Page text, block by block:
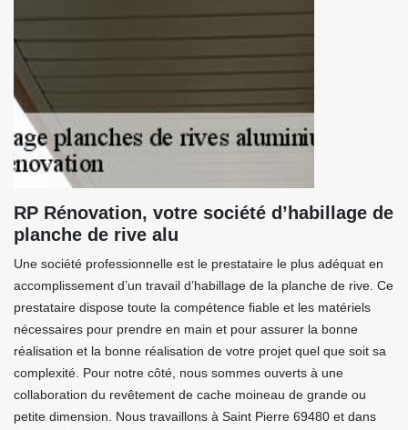
RP Rénovation, votre société d’habillage de
planche de rive alu
Une société professionnelle est le prestataire le plus adéquat en
accomplissement d’un travail d’habillage de la planche de rive. Ce
prestataire dispose toute la compétence fiable et les matériels
nécessaires pour prendre en main et pour assurer la bonne
réalisation et la bonne réalisation de votre projet quel que soit sa
complexité. Pour notre côté, nous sommes ouverts à une
collaboration du revêtement de cache moineau de grande ou
petite dimension. Nous travaillons à Saint Pierre 69480 et dans